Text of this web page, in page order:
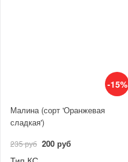
-15%
Малина (сорт 'Оранжевая
сладкая')
235 руб 200 руб